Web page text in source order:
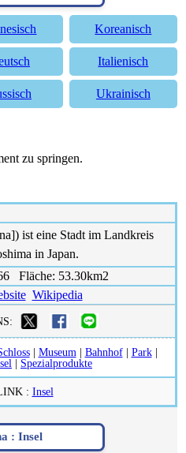
Koreanisch
Italienisch
Ukrainisch
zu springen.
ist eine Stadt im Landkreis
in Japan.
Fläche: 53.30km2
Wikipedia
| Museum | Bahnhof| Park|
| Spezialprodukte
: Insel
: Insel